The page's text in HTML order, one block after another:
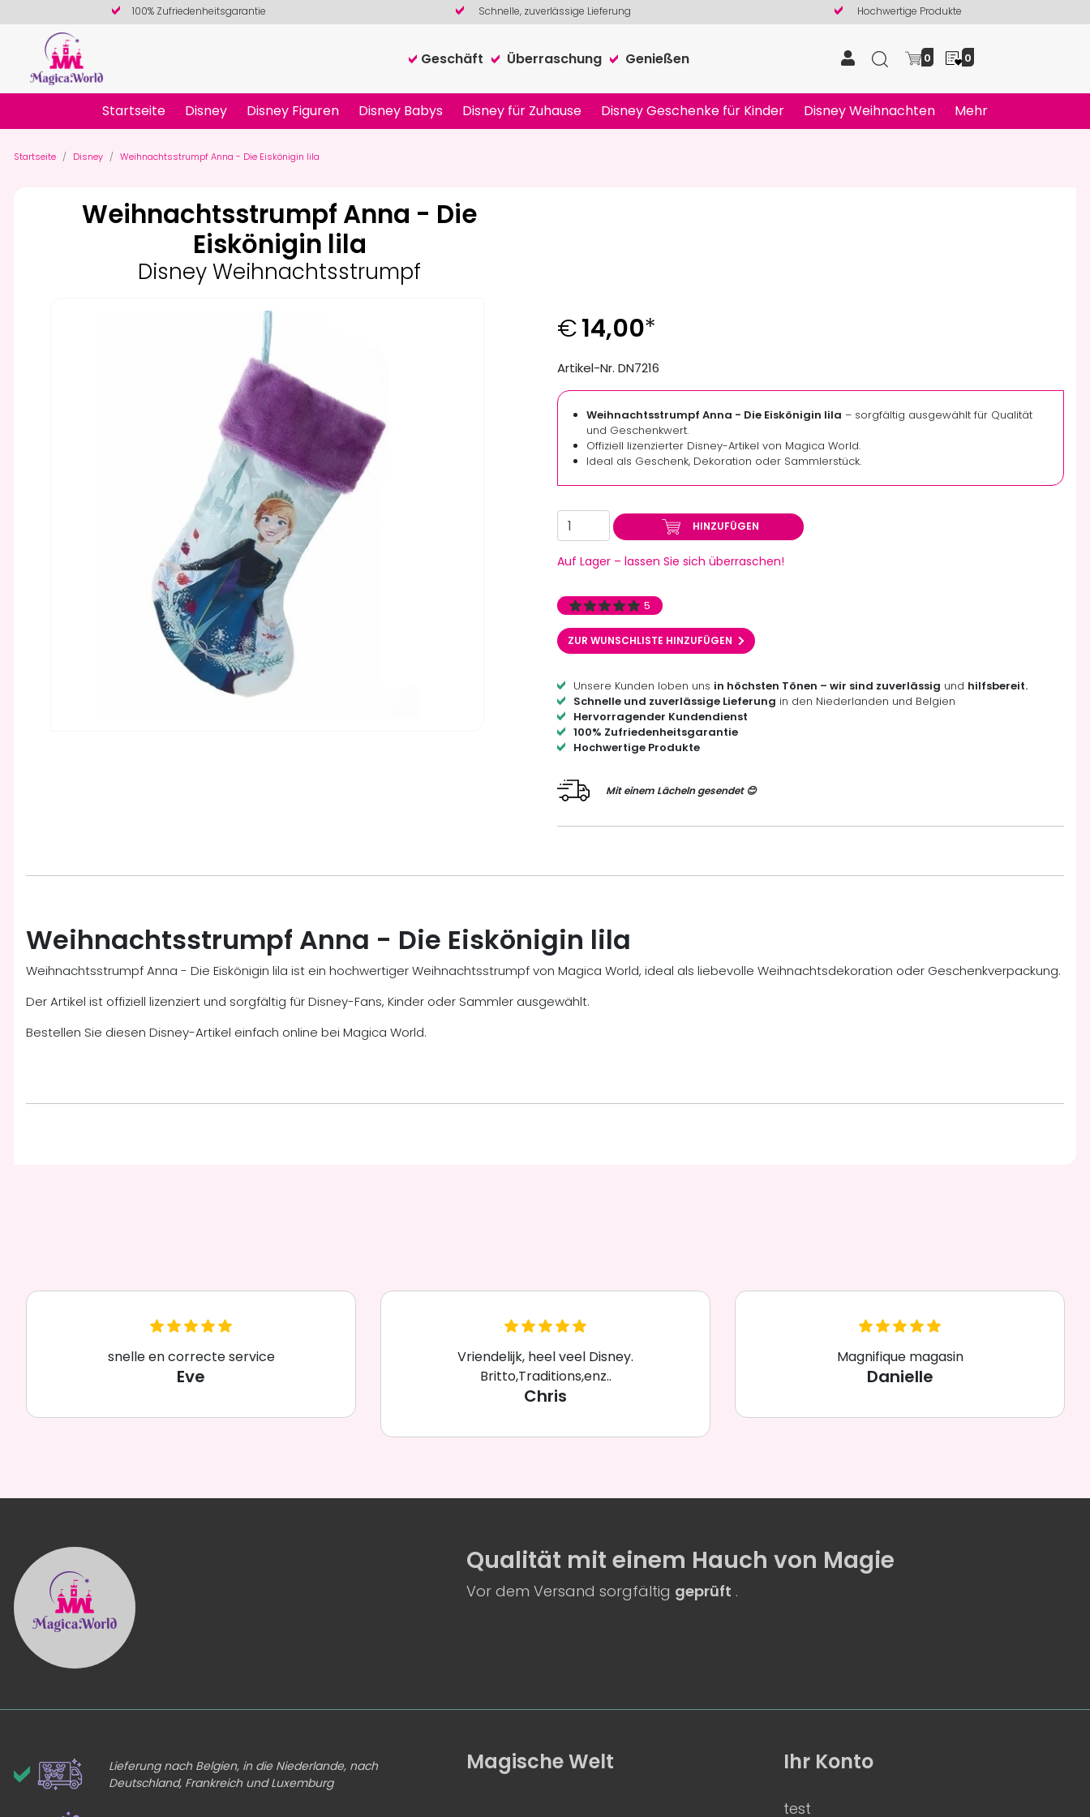
100% Zufriedenheitsgarantie Schnelle, zuverlässige Lieferung Hochwertige Produkte
Geschäft Überraschung Genießen 0 0
Startseite Disney Disney Figuren Disney Babys Disney für Zuhause Disney Geschenke für Kinder Disney Weihnachten Mehr
Startseite Disney Weihnachtsstrumpf Anna - Die Eiskönigin lila
Weihnachtsstrumpf Anna - Die
Eiskönigin lila
Disney Weihnachtsstrumpf
€14,00*
Artikel-Nr. DN7216
Weihnachtsstrumpf Anna - Die Eiskönigin lila – sorgfältig ausgewählt für Qualität
und Geschenkwert.
Offiziell lizenzierter Disney-Artikel von Magica World.
Ideal als Geschenk, Dekoration oder Sammlerstück.
HINZUFÜGEN
Auf Lager – lassen Sie sich überraschen!
5
ZUR WUNSCHLISTE HINZUFÜGEN
Unsere Kunden loben uns in höchsten Tönen – wir sind zuverlässig und hilfsbereit.
Schnelle und zuverlässige Lieferung in den Niederlanden und Belgien
Hervorragender Kundendienst
100% Zufriedenheitsgarantie
Hochwertige Produkte
Mit einem Lächeln gesendet 😊
Weihnachtsstrumpf Anna - Die Eiskönigin lila
Weihnachtsstrumpf Anna - Die Eiskönigin lila ist ein hochwertiger Weihnachtsstrumpf von Magica World, ideal als liebevolle Weihnachtsdekoration oder Geschenkverpackung.
Der Artikel ist offiziell lizenziert und sorgfältig für Disney-Fans, Kinder oder Sammler ausgewählt.
Bestellen Sie diesen Disney-Artikel einfach online bei Magica World.
snelle en correcte service
Eve
Vriendelijk, heel veel Disney.
Britto,Traditions,enz..
Chris
Magnifique magasin
Danielle
Qualität mit einem Hauch von Magie
Vor dem Versand sorgfältig geprüft .
Lieferung nach Belgien, in die Niederlande, nach
Deutschland, Frankreich und Luxemburg
Magische Welt Ihr Konto
test